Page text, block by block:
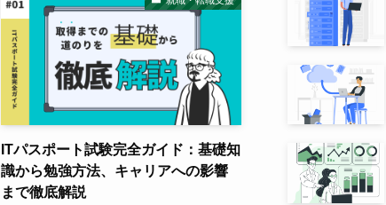
ITパスポート試験完全ガイド：基礎知
識から勉強方法、キャリアへの影響
まで徹底解説